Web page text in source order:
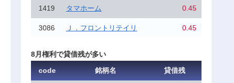
1419 タマホーム 0.45
3086 Ｊ．フロントリテイリ 0.45
8月権利で貸借残が多い
code
銘柄名 貸借残